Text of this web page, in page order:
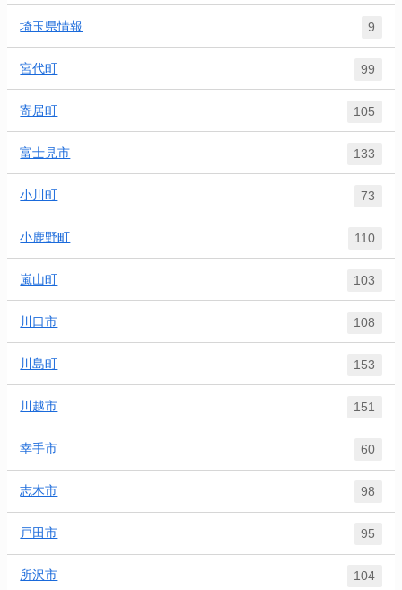
埼玉県情報 9
宮代町 99
寄居町 105
富士見市 133
小川町 73
小鹿野町 110
嵐山町 103
川口市 108
川島町 153
川越市 151
幸手市 60
志木市 98
戸田市 95
所沢市 104